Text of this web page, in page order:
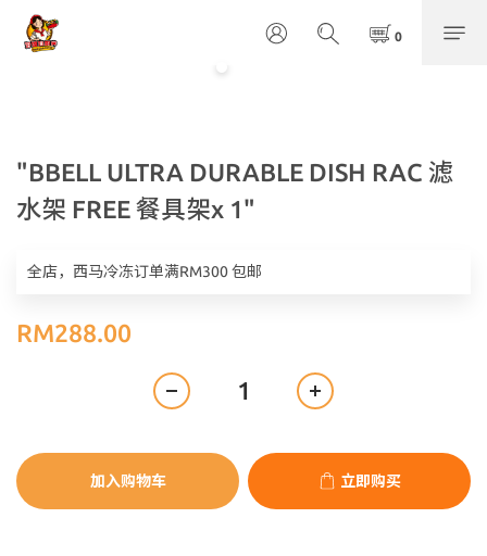
"BBELL ULTRA DURABLE DISH RAC 滤
水架 FREE 餐具架x 1"
全店，西马冷冻订单满RM300 包邮
RM288.00
加入购物车 立即购买